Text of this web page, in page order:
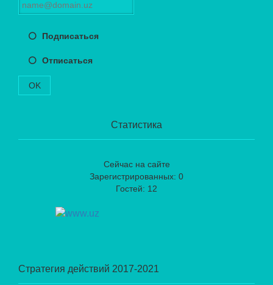
Подписаться
Отписаться
OK
Статистика
Сейчас на сайте
Зарегистрированных: 0
Гостей: 12
Стратегия действий 2017-2021